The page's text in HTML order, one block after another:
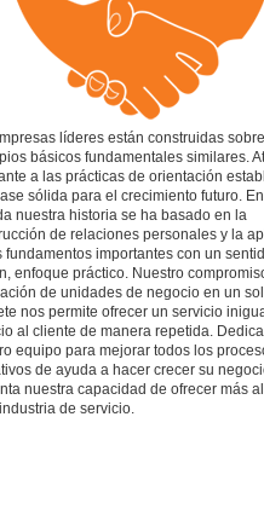
líderes están construidas
básicos fundamentales similares.
a las prácticas de orientación
sólida para el crecimiento futuro.
nuestra historia se ha basado en la
de relaciones personales y la
fundamentos importantes con un
enfoque práctico. Nuestro
de unidades de negocio en un
nos permite ofrecer un servicio
al cliente de manera repetida.
equipo para mejorar todos los
de ayuda a hacer crecer su
nuestra capacidad de ofrecer más
de servicio.